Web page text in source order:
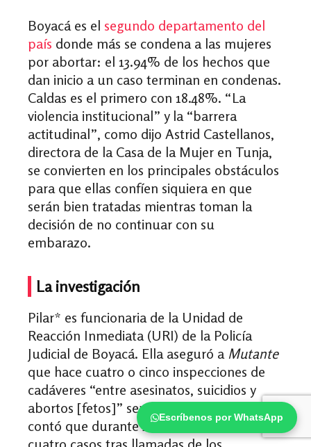
Escríbenos por WhatsApp
Boyacá es el segundo departamento del
país donde más se condena a las mujeres
por abortar: el 13.94% de los hechos que
dan inicio a un caso terminan en condenas.
Caldas es el primero con 18.48%. “La
violencia institucional” y la “barrera
actitudinal”, como dijo Astrid Castellanos,
directora de la Casa de la Mujer en Tunja,
se convierten en los principales obstáculos
para que ellas confíen siquiera en que
serán bien tratadas mientras toman la
decisión de no continuar con su
embarazo.
La investigación
Pilar* es funcionaria de la Unidad de
Reacción Inmediata (URI) de la Policía
Judicial de Boyacá. Ella aseguró a Mutante
que hace cuatro o cinco inspecciones de
cadáveres “entre asesinatos, suicidios y
abortos [fetos]” semanalmente. También
contó que durante 2020 atendió cerca de